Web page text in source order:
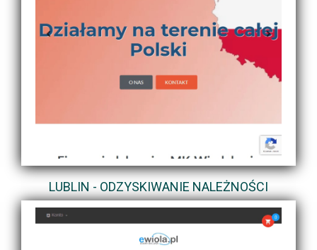
LUBLIN - ODZYSKIWANIE NALEŻNOŚCI